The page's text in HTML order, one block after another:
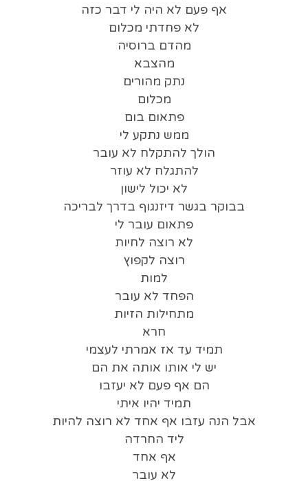
אף פעם לא היה לי דבר כזה
לא פחדתי מכלום
מהדם ברוסיה
מהצבא
נתק מהורים
מכלום
פתאום בום
ממש נתקע לי
הולך להתקלח לא עובר
להתגלח לא עוזר
לא יכול לישון
בבוקר בגשר דיזנגוף בדרך לבריכה
פתאום עובר לי
לא רוצה לחיות
רוצה לקפוץ
למות
הפחד לא עובר
מתחילות הזיות
חרא
תמיד עד אז אמרתי לעצמי
יש לי אותו אותה את הם
הם אף פעם לא יעזבו
תמיד יהיו איתי
אבל הנה עזבו אף אחד לא רוצה להיות
ליד החרדה
אף אחד
לא עובר